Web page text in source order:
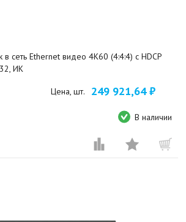
сеть Ethernet видео 4K60 (4:4:4) с HDCP
ИК
Цена, шт. 249 921,64 ₽
В наличии